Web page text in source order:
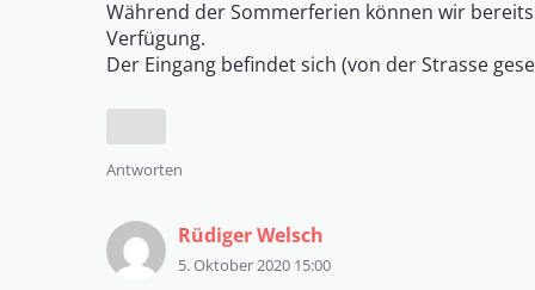
Während der Sommerferien können wir
Verfügung.
Der Eingang befindet sich (von der Strasse
Antworten
Rüdiger Welsch
5. Oktober 2020 15:00